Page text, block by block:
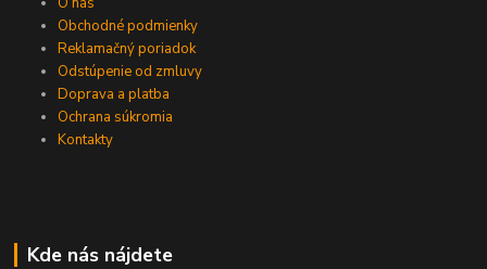
Obchodné podmienky
Reklamačný poriadok
Odstúpenie od zmluvy
Doprava a platba
Ochrana súkromia
Kontakty
Kde nás nájdete